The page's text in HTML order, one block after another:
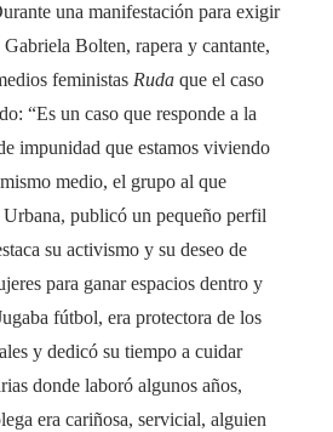
una manifestación para exigir
Bolten, rapera y cantante,
feministas Ruda que el caso
“Es un caso que responde a la
impunidad que estamos viviendo
medio, el grupo al que
publicó un pequeño perfil
su activismo y su deseo de
para ganar espacios dentro y
fútbol, ​​era protectora de los
y dedicó su tiempo a cuidar
donde laboró ​​algunos años,
era cariñosa, servicial, alguien